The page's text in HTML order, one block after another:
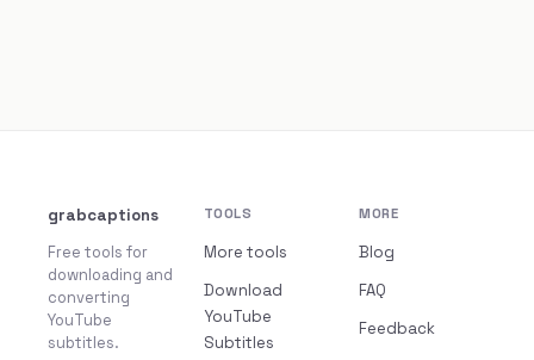
grabcaptions
Free tools for
downloading and
converting
YouTube
subtitles.
TOOLS
More tools
Download
YouTube
Subtitles
MORE
Blog
FAQ
Feedback